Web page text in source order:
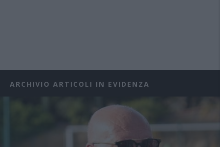
ARCHIVIO ARTICOLI IN EVIDENZA